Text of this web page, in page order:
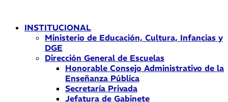
contenidoINSTITUCIONAL
Ministerio de Educación, Cultura, Infancias y
DGE
Dirección General de Escuelas
Honorable Consejo Administrativo de la
Enseñanza Pública
Secretaría Privada
Jefatura de Gabinete